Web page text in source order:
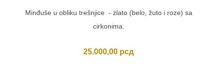
Minđuše u obliku trešnjice - zlato (belo, žuto i roze) sa
cirkonima.
25.000,00 рсд